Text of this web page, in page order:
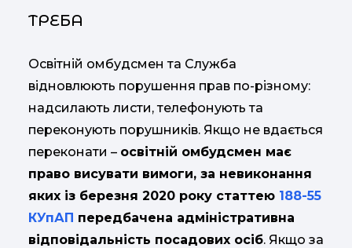
ТРЕБА
Освітній омбудсмен та Служба
відновлюють порушення прав по-різному:
надсилають листи, телефонують та
переконують порушників. Якщо не вдається
переконати – освітній омбудсмен має
право висувати вимоги, за невиконання
яких із березня 2020 року статтею 188-55
КУпАП передбачена адміністративна
відповідальність посадових осіб. Якщо за